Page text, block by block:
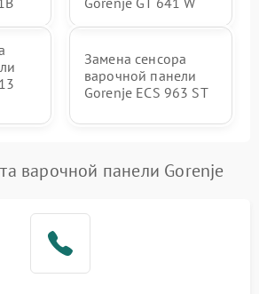
Замена сенсора
варочной панели
Gorenje ECS 963 ST
варочной панели Gorenje